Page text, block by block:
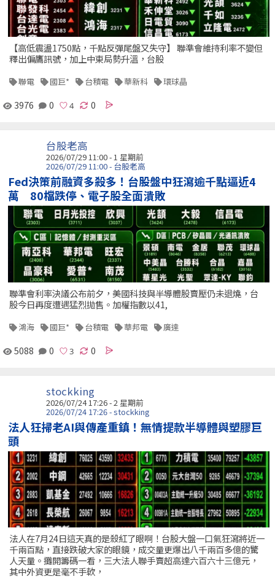
【高低震盪1750點，千點反彈尾盤又失守】 聯準會維持利率不變但
釋出偏鷹訊號，加上中東局勢升溫，台股
聯電 國巨* 台積電 華新科 環球晶
3976 0 0
台股老高
2026/07/29 11:00 - 1 星期前
2026/07/29 11:00 - 台股老高
Fed決策前融資多殺多！台股盤中狂瀉逾千點逼近4
萬 80檔跌停、電子股全面潰敗
聯準會利率決議公布前夕，美國科技與半導體股賣壓仍未退燒，台
股今日再度遭遇猛烈拋售。加權指數以41,
鴻海 國巨* 台積電 華邦電 廣達
5088 0 0
stockking
2026/07/24 17:26 - 2 星期前
2026/07/24 17:26 - stockking
法人狂掃老AI與傳產重鎮！無情提款半導體與塑膠巨
頭
法人在7月24日這天真的是殺紅了眼啊！台股大盤一口氣狂瀉將近一
千兩百點，直接跌破大家的眼鏡，成交量更爆出八千兩百多億的驚
人天量。攤開籌碼一看，三大法人聯手賣超高達六百六十三億元，
其中外資更是毫不手軟，